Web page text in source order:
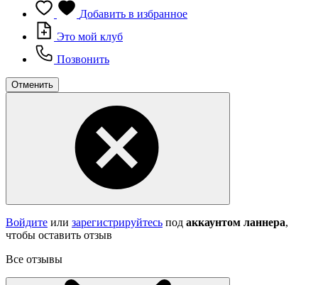
Добавить в избранное
Это мой клуб
Позвонить
Отменить
Войдите или зарегистрируйтесь под аккаунтом ланнера,
чтобы оставить отзыв
Все отзывы